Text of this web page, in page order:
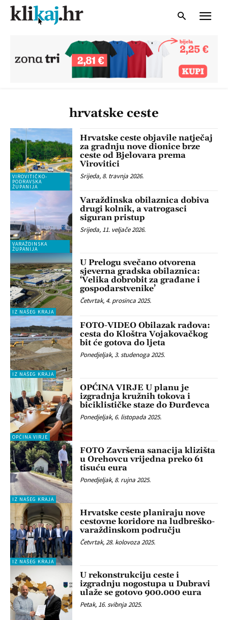
hrvatske ceste
VIROVITIČKO-
PODRAVSKA
ŽUPANIJA
Hrvatske ceste objavile natječaj
za gradnju nove dionice brze
ceste od Bjelovara prema
Virovitici
Srijeda, 8. travnja 2026.
VARAŽDINSKA
ŽUPANIJA
Varaždinska obilaznica dobiva
drugi kolnik, a vatrogasci
siguran pristup
Srijeda, 11. veljače 2026.
IZ NAŠEG KRAJA
U Prelogu svečano otvorena
sjeverna gradska obilaznica:
‘Velika dobrobit za građane i
gospodarstvenike’
Četvrtak, 4. prosinca 2025.
IZ NAŠEG KRAJA
FOTO-VIDEO Obilazak radova:
cesta do Kloštra Vojakovačkog
bit će gotova do ljeta
Ponedjeljak, 3. studenoga 2025.
OPĆINA VIRJE
OPĆINA VIRJE U planu je
izgradnja kružnih tokova i
biciklističke staze do Đurđevca
Ponedjeljak, 6. listopada 2025.
IZ NAŠEG KRAJA
FOTO Završena sanacija klizišta
u Orehovcu vrijedna preko 61
tisuću eura
Ponedjeljak, 8. rujna 2025.
IZ NAŠEG KRAJA
Hrvatske ceste planiraju nove
cestovne koridore na ludbreško-
varaždinskom području
Četvrtak, 28. kolovoza 2025.
U rekonstrukciju ceste i
izgradnju nogostupa u Dubravi
ulaže se gotovo 900.000 eura
Petak, 16. svibnja 2025.